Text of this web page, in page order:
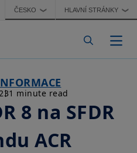
ČESKO ❯ HLAVNÍ STRÁNKY ❯
1 minute read
8 na SFDR
ACR